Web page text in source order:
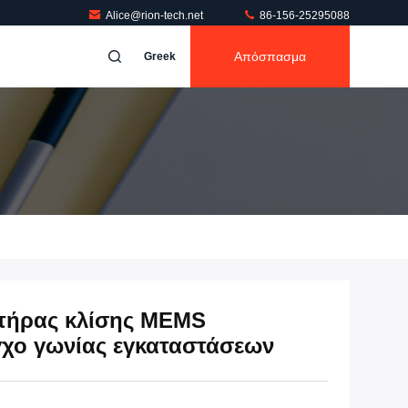
Alice@rion-tech.net 86-156-25295088
Greek Απόσπασμα
κλίσης MEMS
γωνίας εγκαταστάσεων